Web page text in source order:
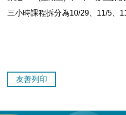
三小時課程拆分為10/29、11/5、
友善列印